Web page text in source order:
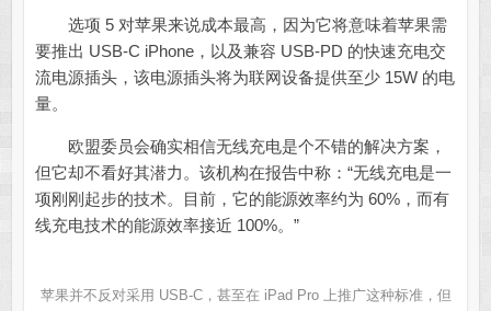
选项 5 对苹果来说成本最高，因为它将意味着苹果需
要推出 USB-C iPhone，以及兼容 USB-PD 的快速充电交
流电源插头，该电源插头将为联网设备提供至少 15W 的电
量。
欧盟委员会确实相信无线充电是个不错的解决方案，
但它却不看好其潜力。该机构在报告中称：“无线充电是一
项刚刚起步的技术。目前，它的能源效率约为 60%，而有
线充电技术的能源效率接近 100%。”
苹果并不反对采用 USB-C，甚至在 iPad Pro 上推广这种标准，但